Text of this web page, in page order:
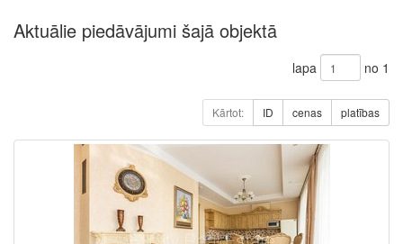
Aktuālie piedāvājumi šajā objektā
lapa no 1
Kārtot: ID cenas platības